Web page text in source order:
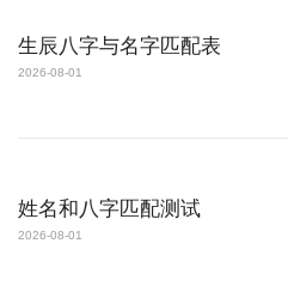
生辰八字与名字匹配表
2026-08-01
姓名和八字匹配测试
2026-08-01